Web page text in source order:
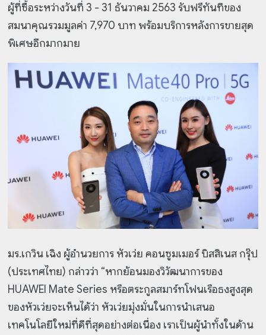
ผู้ที่ซื้อระหว่างวันที่ 3 - 31 ธันวาคม 2563 รับฟรีทันทีของ
สมนาคุณรวมมูลค่า 7,970 บาท พร้อมบริการหลังการขายสุด
พิเศษอีกมากมาย
มร.เกวิน เฉิง ผู้อำนวยการ หัวเว่ย คอนซูมเมอร์ บิสสิเนส กรุ๊ป
(ประเทศไทย) กล่าวว่า “หากย้อนมองวิวัฒนาการของ
HUAWEI Mate Series หรือตระกูลสมาร์ทโฟนเรือธงสูงสุด
ของหัวเว่ยจะเห็นได้ว่า หัวเว่ยมุ่งมั่นในการนำเสนอ
เทคโนโลยีใหม่ที่ดีที่สุดอย่างต่อเนื่อง เราเป็นผู้นำทั้งในด้าน